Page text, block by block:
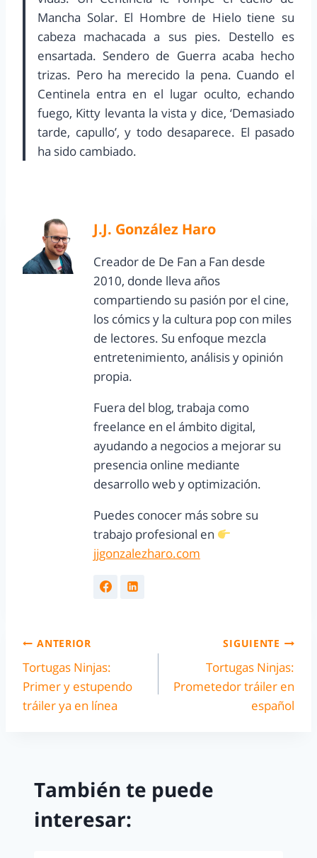
Mancha Solar. El Hombre de Hielo tiene su
cabeza machacada a sus pies. Destello es
ensartada. Sendero de Guerra acaba hecho
trizas. Pero ha merecido la pena. Cuando el
Centinela entra en el lugar oculto, echando
fuego, Kitty levanta la vista y dice, ‘Demasiado
tarde, capullo’, y todo desaparece. El pasado
ha sido cambiado.
J.J. González Haro
Creador de De Fan a Fan desde
2010, donde lleva años
compartiendo su pasión por el cine,
los cómics y la cultura pop con miles
de lectores. Su enfoque mezcla
entretenimiento, análisis y opinión
propia.
Fuera del blog, trabaja como
freelance en el ámbito digital,
ayudando a negocios a mejorar su
presencia online mediante
desarrollo web y optimización.
Puedes conocer más sobre su
trabajo profesional en
jjgonzalezharo.com
ANTERIOR
Tortugas Ninjas:
Primer y estupendo
tráiler ya en línea
SIGUIENTE
Tortugas Ninjas:
Prometedor tráiler en
español
También te puede
interesar: